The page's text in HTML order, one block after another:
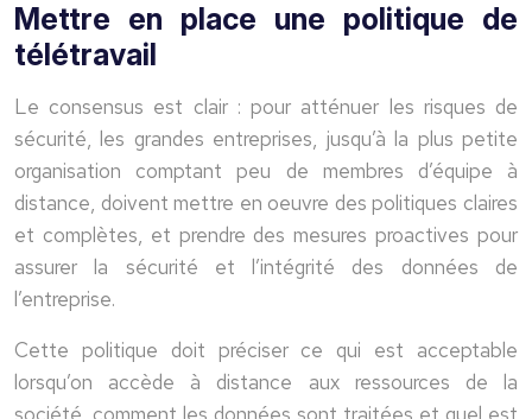
Mettre en place une politique de
télétravail
Le consensus est clair : pour atténuer les risques de
sécurité, les grandes entreprises, jusqu’à la plus petite
organisation comptant peu de membres d’équipe à
distance, doivent mettre en oeuvre des politiques claires
et complètes, et prendre des mesures proactives pour
assurer la sécurité et l’intégrité des données de
l’entreprise.
Cette politique doit préciser ce qui est acceptable
lorsqu’on accède à distance aux ressources de la